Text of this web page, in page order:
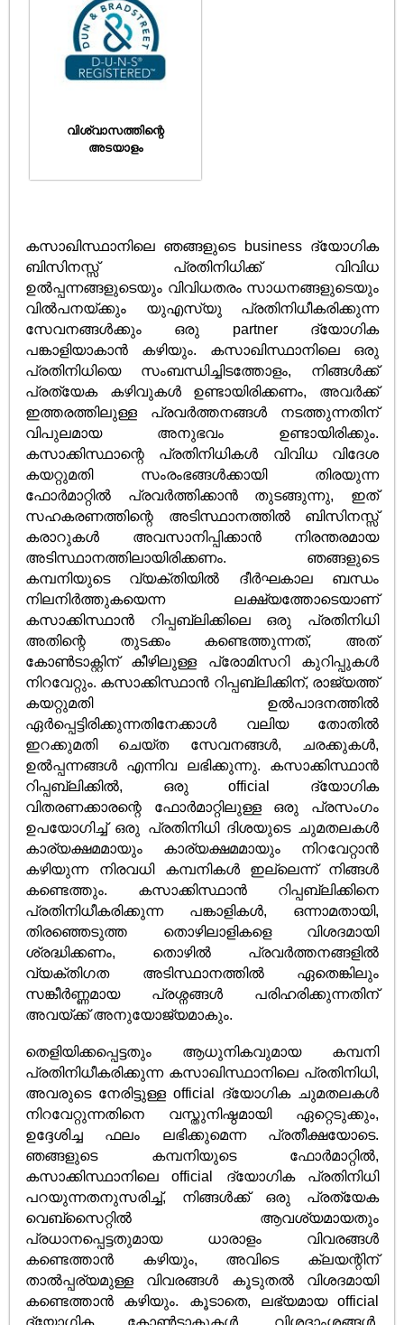
വിശ്വാസത്തിന്റെ
അടയാളം
കസാഖിസ്ഥാനിലെ ഞങ്ങളുടെ business ദ്യോഗിക
ബിസിനസ്സ് പ്രതിനിധിക്ക് വിവിധ
ഉൽ‌പ്പന്നങ്ങളുടെയും വിവിധതരം സാധനങ്ങളുടെയും
വിൽ‌പനയ്ക്കും യു‌എസ്‌യു പ്രതിനിധീകരിക്കുന്ന
സേവനങ്ങൾക്കും ഒരു partner ദ്യോഗിക
പങ്കാളിയാകാൻ കഴിയും. കസാഖിസ്ഥാനിലെ ഒരു
പ്രതിനിധിയെ സംബന്ധിച്ചിടത്തോളം, നിങ്ങൾക്ക്
പ്രത്യേക കഴിവുകൾ ഉണ്ടായിരിക്കണം, അവർക്ക്
ഇത്തരത്തിലുള്ള പ്രവർത്തനങ്ങൾ നടത്തുന്നതിന്
വിപുലമായ അനുഭവം ഉണ്ടായിരിക്കും.
കസാക്കിസ്ഥാന്റെ പ്രതിനിധികൾ വിവിധ വിദേശ
കയറ്റുമതി സംരംഭങ്ങൾക്കായി തിരയുന്ന
ഫോർമാറ്റിൽ പ്രവർത്തിക്കാൻ തുടങ്ങുന്നു, ഇത്
സഹകരണത്തിന്റെ അടിസ്ഥാനത്തിൽ ബിസിനസ്സ്
കരാറുകൾ അവസാനിപ്പിക്കാൻ നിരന്തരമായ
അടിസ്ഥാനത്തിലായിരിക്കണം. ഞങ്ങളുടെ
കമ്പനിയുടെ വ്യക്തിയിൽ ദീർഘകാല ബന്ധം
നിലനിർത്തുകയെന്ന ലക്ഷ്യത്തോടെയാണ്
കസാക്കിസ്ഥാൻ റിപ്പബ്ലിക്കിലെ ഒരു പ്രതിനിധി
അതിന്റെ തുടക്കം കണ്ടെത്തുന്നത്, അത്
കോൺ‌ടാക്റ്റിന് കീഴിലുള്ള പ്രോമിസറി കുറിപ്പുകൾ
നിറവേറ്റും. കസാക്കിസ്ഥാൻ റിപ്പബ്ലിക്കിന്, രാജ്യത്ത്
കയറ്റുമതി ഉൽ‌പാദനത്തിൽ
ഏർപ്പെട്ടിരിക്കുന്നതിനേക്കാൾ വലിയ തോതിൽ
ഇറക്കുമതി ചെയ്ത സേവനങ്ങൾ, ചരക്കുകൾ,
ഉൽ‌പ്പന്നങ്ങൾ എന്നിവ ലഭിക്കുന്നു. കസാക്കിസ്ഥാൻ
റിപ്പബ്ലിക്കിൽ, ഒരു official ദ്യോഗിക
വിതരണക്കാരന്റെ ഫോർമാറ്റിലുള്ള ഒരു പ്രസംഗം
ഉപയോഗിച്ച് ഒരു പ്രതിനിധി ദിശയുടെ ചുമതലകൾ
കാര്യക്ഷമമായും കാര്യക്ഷമമായും നിറവേറ്റാൻ
കഴിയുന്ന നിരവധി കമ്പനികൾ ഇല്ലെന്ന് നിങ്ങൾ
കണ്ടെത്തും. കസാക്കിസ്ഥാൻ റിപ്പബ്ലിക്കിനെ
പ്രതിനിധീകരിക്കുന്ന പങ്കാളികൾ, ഒന്നാമതായി,
തിരഞ്ഞെടുത്ത തൊഴിലാളികളെ വിശദമായി
ശ്രദ്ധിക്കണം, തൊഴിൽ പ്രവർത്തനങ്ങളിൽ
വ്യക്തിഗത അടിസ്ഥാനത്തിൽ ഏതെങ്കിലും
സങ്കീർണ്ണമായ പ്രശ്നങ്ങൾ പരിഹരിക്കുന്നതിന്
അവയ്ക്ക് അനുയോജ്യമാകും.
തെളിയിക്കപ്പെട്ടതും ആധുനികവുമായ കമ്പനി
പ്രതിനിധീകരിക്കുന്ന കസാഖിസ്ഥാനിലെ പ്രതിനിധി,
അവരുടെ നേരിട്ടുള്ള official ദ്യോഗിക ചുമതലകൾ
നിറവേറ്റുന്നതിനെ വസ്തുനിഷ്ഠമായി ഏറ്റെടുക്കും,
ഉദ്ദേശിച്ച ഫലം ലഭിക്കുമെന്ന പ്രതീക്ഷയോടെ.
ഞങ്ങളുടെ കമ്പനിയുടെ ഫോർമാറ്റിൽ,
കസാക്കിസ്ഥാനിലെ official ദ്യോഗിക പ്രതിനിധി
പറയുന്നതനുസരിച്ച്, നിങ്ങൾക്ക് ഒരു പ്രത്യേക
വെബ്‌സൈറ്റിൽ ആവശ്യമായതും
പ്രധാനപ്പെട്ടതുമായ ധാരാളം വിവരങ്ങൾ
കണ്ടെത്താൻ കഴിയും, അവിടെ ക്ലയന്റിന്
താൽപ്പര്യമുള്ള വിവരങ്ങൾ കൂടുതൽ വിശദമായി
കണ്ടെത്താൻ കഴിയും. കൂടാതെ, ലഭ്യമായ official